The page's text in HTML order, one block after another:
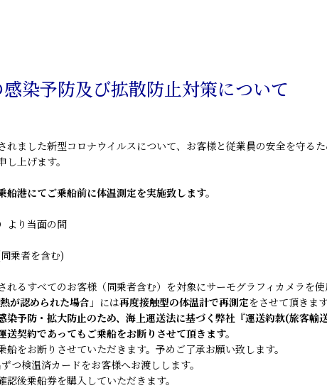
染予防及び拡散防止対策について
ました新型コロナウイルスについて、お客様と従業員の安全を守るた
上げます。
港にてご乗船前に体温測定を実施致します。
より当面の間
乗者を含む)
るすべてのお客様（同乗者含む）を対象にサーモグラフィカメラを使
が認められた場合 」には再度接触型の体温計で再測定をさせて頂きます
染予防・拡大防止のため、海上運送法に基づく弊社『運送約款(旅客
契約であってもご乗船をお断りさせて頂きます。
をお断りさせていただきます。予めご了承お願い致します。
検温済カードをお客様へお渡しします。
後乗船券を購入していただきます。